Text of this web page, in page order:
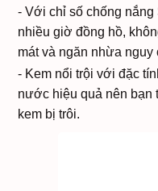
- Với chỉ số chống nắng
nhiều giờ đồng hồ,
mát và ngăn nhừa nguy
- Kem nổi trội với đặc
nước hiệu quả nên bạn
kem bị trôi.